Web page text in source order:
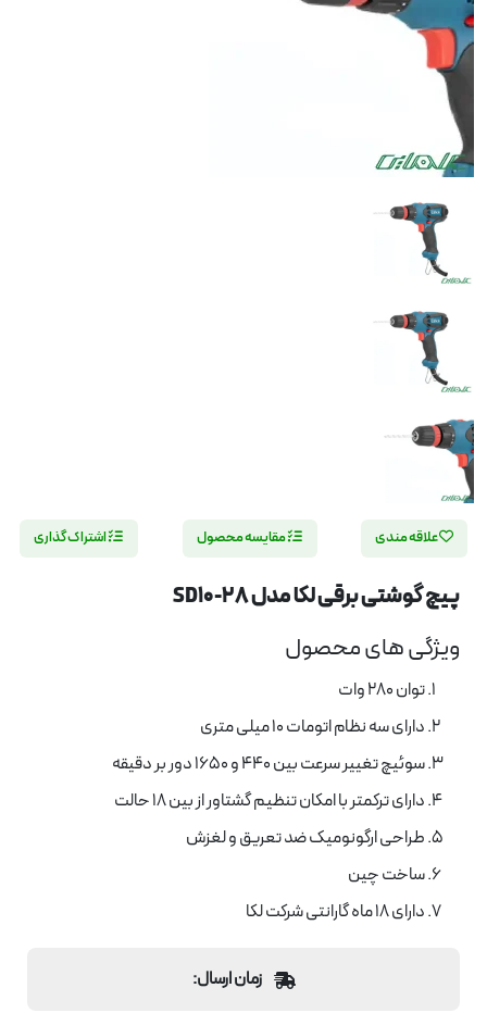
علاقه مندی مقایسه محصول اشتراک گذاری
پیچ گوشتی برقی لکا مدل SD10-28
ویژگی های محصول
توان 280 وات
دارای سه نظام اتومات 10 میلی متری
سوئیچ تغییر سرعت بین 440 و 1650 دور بر دقیقه
دارای ترکمتر با امکان تنظیم گشتاور از بین 18 حالت
طراحی ارگونومیک ضد تعریق و لغزش
ساخت چین
دارای 18 ماه گارانتی شرکت لکا
زمان ارسال: